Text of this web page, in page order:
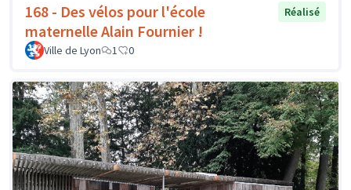
168 - Des vélos pour l'école
maternelle Alain Fournier !
Réalisé
Ville de Lyon 1 0